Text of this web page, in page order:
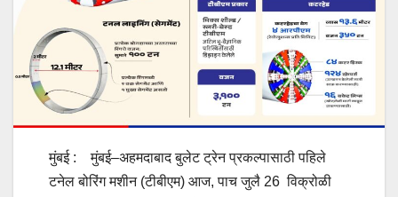
मुंबई : मुंबई–अहमदाबाद बुलेट ट्रेन प्रकल्पासाठी पहिले
टनेल बोरिंग मशीन (टीबीएम) आज, पाच जुलै 26 विक्रोळी